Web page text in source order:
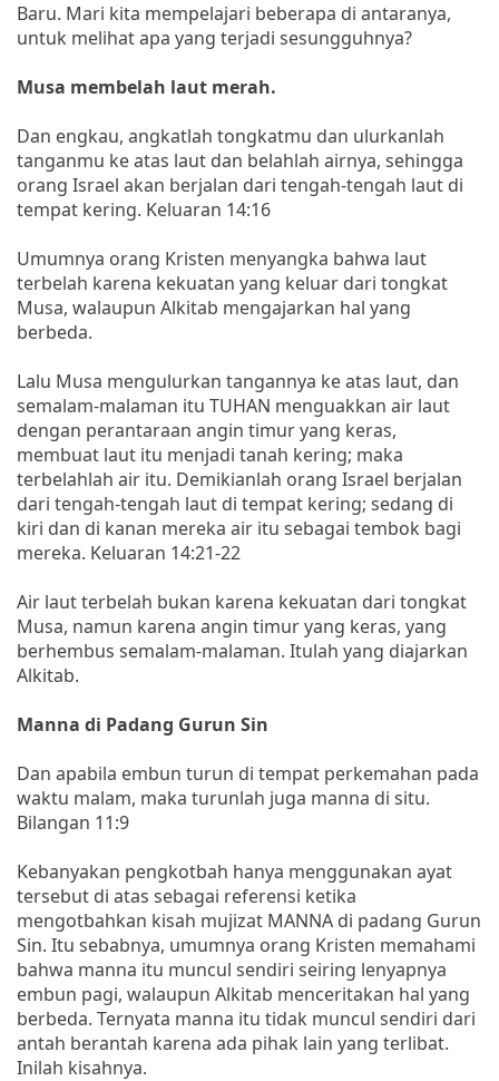
Baru. Mari kita mempelajari beberapa di antaranya,
untuk melihat apa yang terjadi sesungguhnya?
Musa membelah laut merah.
Dan engkau, angkatlah tongkatmu dan ulurkanlah
tanganmu ke atas laut dan belahlah airnya, sehingga
orang Israel akan berjalan dari tengah-tengah laut di
tempat kering. Keluaran 14:16
Umumnya orang Kristen menyangka bahwa laut
terbelah karena kekuatan yang keluar dari tongkat
Musa, walaupun Alkitab mengajarkan hal yang
berbeda.
Lalu Musa mengulurkan tangannya ke atas laut, dan
semalam-malaman itu TUHAN menguakkan air laut
dengan perantaraan angin timur yang keras,
membuat laut itu menjadi tanah kering; maka
terbelahlah air itu. Demikianlah orang Israel berjalan
dari tengah-tengah laut di tempat kering; sedang di
kiri dan di kanan mereka air itu sebagai tembok bagi
mereka. Keluaran 14:21-22
Air laut terbelah bukan karena kekuatan dari tongkat
Musa, namun karena angin timur yang keras, yang
berhembus semalam-malaman. Itulah yang diajarkan
Alkitab.
Manna di Padang Gurun Sin
Dan apabila embun turun di tempat perkemahan pada
waktu malam, maka turunlah juga manna di situ.
Bilangan 11:9
Kebanyakan pengkotbah hanya menggunakan ayat
tersebut di atas sebagai referensi ketika
mengotbahkan kisah mujizat MANNA di padang Gurun
Sin. Itu sebabnya, umumnya orang Kristen memahami
bahwa manna itu muncul sendiri seiring lenyapnya
embun pagi, walaupun Alkitab menceritakan hal yang
berbeda. Ternyata manna itu tidak muncul sendiri dari
antah berantah karena ada pihak lain yang terlibat.
Inilah kisahnya.